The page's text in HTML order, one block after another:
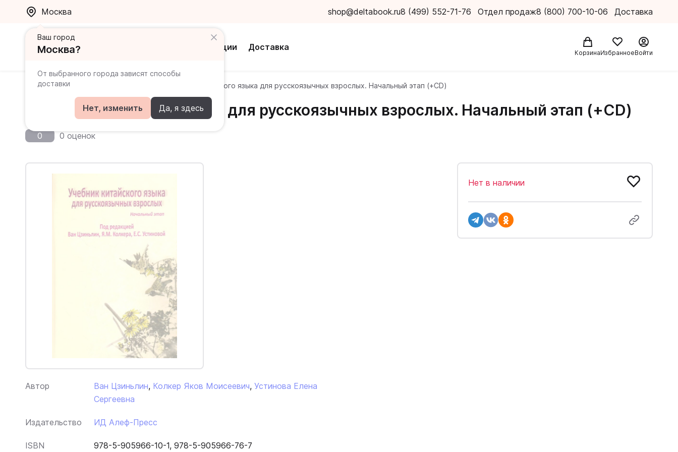
Москва shop@deltabook.ru8 (499) 552-71-76 Отдел продаж8 (800) 700-10-06 Доставка
Акции Доставка
КорзинаИзбранноеВойти
Ваш город
Москва?
От выбранного города зависят способы
доставки
Нет, изменить Да, я здесь
Главная Каталог Учебник китайского языка для русскоязычных взрослых. Начальный этап (+CD)
Учебник китайского языка для русскоязычных взрослых. Начальный этап (+CD)
0 0 оценок
Автор Ван Цзиньлин, Колкер Яков Моисеевич, Устинова Елена
Сергеевна
Издательство ИД Алеф-Пресс
ISBN 978-5-905966-10-1, 978-5-905966-76-7
Нет в наличии